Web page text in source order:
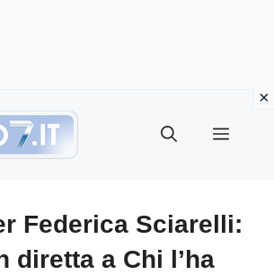
Menu
Federica Sciarelli:
diretta a Chi l’ha